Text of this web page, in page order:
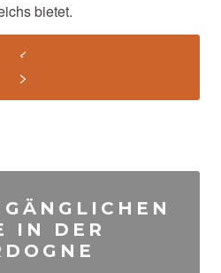
bietet.
IN DER